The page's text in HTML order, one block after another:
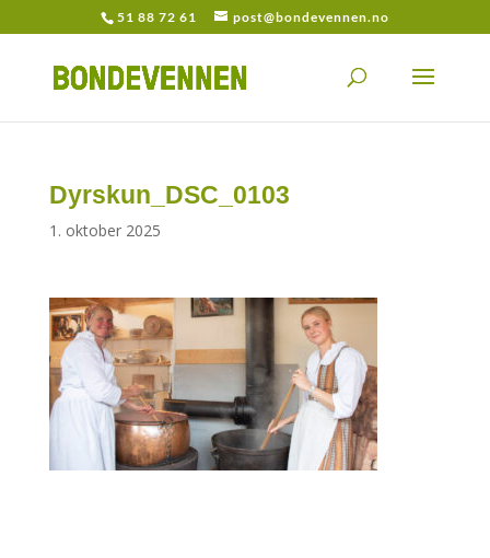
51 88 72 61 post@bondevennen.no
Dyrskun_DSC_0103
1. oktober 2025